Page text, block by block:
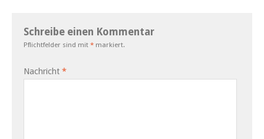
Schreibe einen Kommentar
Pflichtfelder sind mit * markiert.
Nachricht *